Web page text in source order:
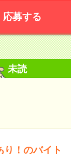
応募する
未読
り！のバイト